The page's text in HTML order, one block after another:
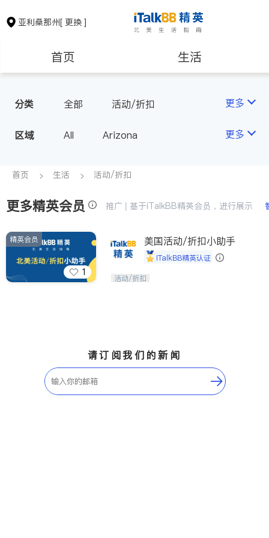
亚利桑那州[ 更换 ]
首页 生活
房地产租售
教育
非盈利组织
分类 全部 活动/折扣 更多
区域 All Arizona 更多
首页 生活 活动/折扣
更多精英会员 推广 | 基于iTalkBB精英会员，进行展示
1
精英会员 美国活动/折扣小助手
iTalkBB精英认证
iTalkBB精英 官方账号。您的美国生活
活动/折扣
请订阅我们的新闻